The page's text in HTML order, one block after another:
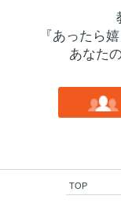
『あったら
あなた
TOP